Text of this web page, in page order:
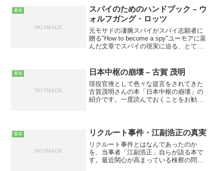
書籍
スパイのためのハンドブック – ウ
ォルフガング・ロッツ
元モサドの凄腕スパイがスパイ志願者に
贈る"How to become a spy"ユーモアに富
んだ文章でスパイの現実に迫る、とても
書籍 日本中枢の崩壊 – 古賀 茂明
現役官僚として色々な提言をされてきた
古賀茂明さんの本「日本中枢の崩壊」の
紹介です。一度読んでおくことをお勧め
書籍 リクルート事件・江副浩正の真実
リクルート事件とはなんであったのか
を、当事者「江副浩正」自らが語る本で
す。最近関心が高まっている検察の問題